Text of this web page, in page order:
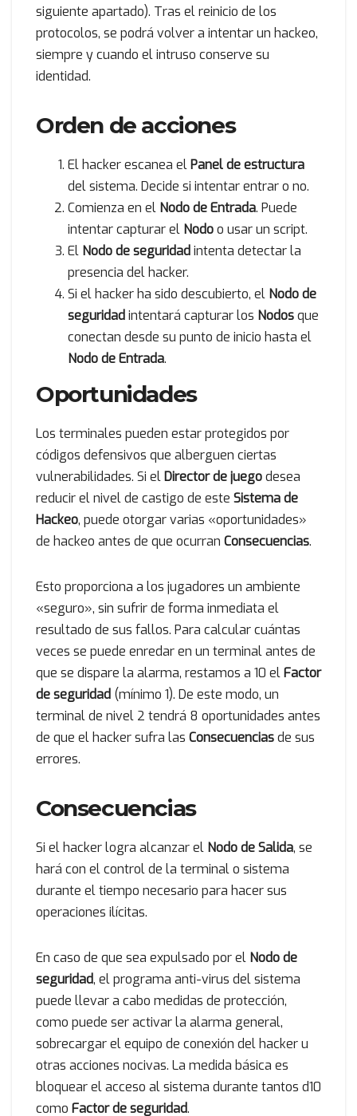
siguiente apartado). Tras el reinicio de los
protocolos, se podrá volver a intentar un hackeo,
siempre y cuando el intruso conserve su
identidad.
Orden de acciones
El hacker escanea elPanel de estructura
del sistema. Decide si intentar entrar o no.
Comienza en el Nodo de Entrada. Puede
intentar capturar el Nodoo usar un script.
El Nodo de seguridadintenta detectar la
presencia del hacker.
Si el hacker ha sido descubierto, el Nodo de
seguridadintentará capturar los Nodosque
conectan desde su punto de inicio hasta el
Nodo de Entrada.
Oportunidades
Los terminales pueden estar protegidos por
códigos defensivos que alberguen ciertas
vulnerabilidades. Si el Director de juegodesea
reducir el nivel de castigo de este Sistema de
Hackeo, puede otorgar varias «oportunidades»
de hackeo antes de que ocurran Consecuencias.
Esto proporciona a los jugadores un ambiente
«seguro», sin sufrir de forma inmediata el
resultado de sus fallos. Para calcular cuántas
veces se puede enredar en un terminal antes de
que se dispare la alarma, restamos a 10 elFactor
de seguridad (mínimo 1). De este modo, un
terminal de nivel 2 tendrá 8 oportunidades antes
de que el hacker sufra las Consecuenciasde sus
errores.
Consecuencias
Si el hacker logra alcanzar el Nodo de Salida, se
hará con el control de la terminal o sistema
durante el tiempo necesario para hacer sus
operaciones ilícitas.
En caso de que sea expulsado por el Nodo de
seguridad, el programa anti-virus del sistema
puede llevar a cabo medidas de protección,
como puede ser activar la alarma general,
sobrecargar el equipo de conexión del hacker u
otras acciones nocivas. La medida básica es
bloquear el acceso al sistema durante tantos d10
como Factor de seguridad.